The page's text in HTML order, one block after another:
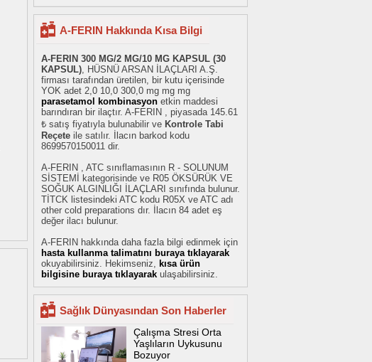
A-FERIN Hakkında Kısa Bilgi
A-FERIN 300 MG/2 MG/10 MG KAPSUL (30
KAPSUL), HÜSNÜ ARSAN İLAÇLARI A.Ş.
firması tarafından üretilen, bir kutu içerisinde
YOK adet 2,0 10,0 300,0 mg mg mg
parasetamol kombinasyon etkin maddesi
barındıran bir ilaçtır. A-FERIN , piyasada 145.61
₺ satış fiyatıyla bulunabilir ve Kontrole Tabi
Reçete ile satılır. İlacın barkod kodu
8699570150011 dir.
A-FERIN , ATC sınıflamasının R - SOLUNUM
SİSTEMİ kategorisinde ve R05 ÖKSÜRÜK VE
SOĞUK ALGINLIĞI İLAÇLARI sınıfında bulunur.
TİTCK listesindeki ATC kodu R05X ve ATC adı
other cold preparations dır. İlacın 84 adet eş
değer ilacı bulunur.
A-FERIN hakkında daha fazla bilgi edinmek için
hasta kullanma talimatını buraya tıklayarak
okuyabilirsiniz. Hekimseniz, kısa ürün
bilgisine buraya tıklayarak ulaşabilirsiniz.
Sağlık Dünyasından Son Haberler
Çalışma Stresi Orta
Yaşlıların Uykusunu
Bozuyor